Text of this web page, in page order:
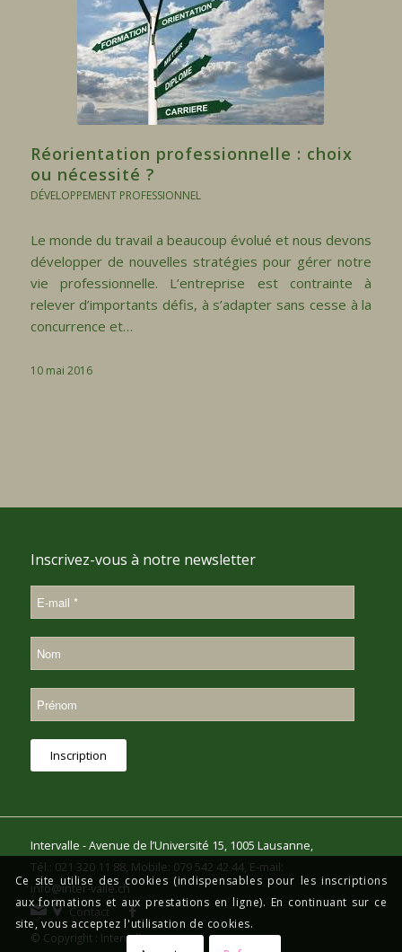
Réorientation professionnelle : choix
ou nécessité ?
DÉVELOPPEMENT PROFESSIONNEL
Le monde du travail a beaucoup évolué et nous devons
développer de nouvelles stratégies pour gérer notre
vie professionnelle. L’entreprise est contrainte à
relever d’importants défis, à s’adapter sans cesse à la
concurrence et…
10 mai 2016
Inscrivez-vous à notre newsletter
Intervalle - Avenue de l’Université 15, 1005 Lausanne,
Tél.: 021 320 11 88, Mobile: 079 542 42 44, E-mail:
info@inter-valle.ch
Contact
© Copyright : Intervalle
Ce site utilise des cookies (indispensables pour les inscriptions
aux formations et aux prestations en ligne). En continuant sur ce
site, vous acceptez l'utilisation de cookies.